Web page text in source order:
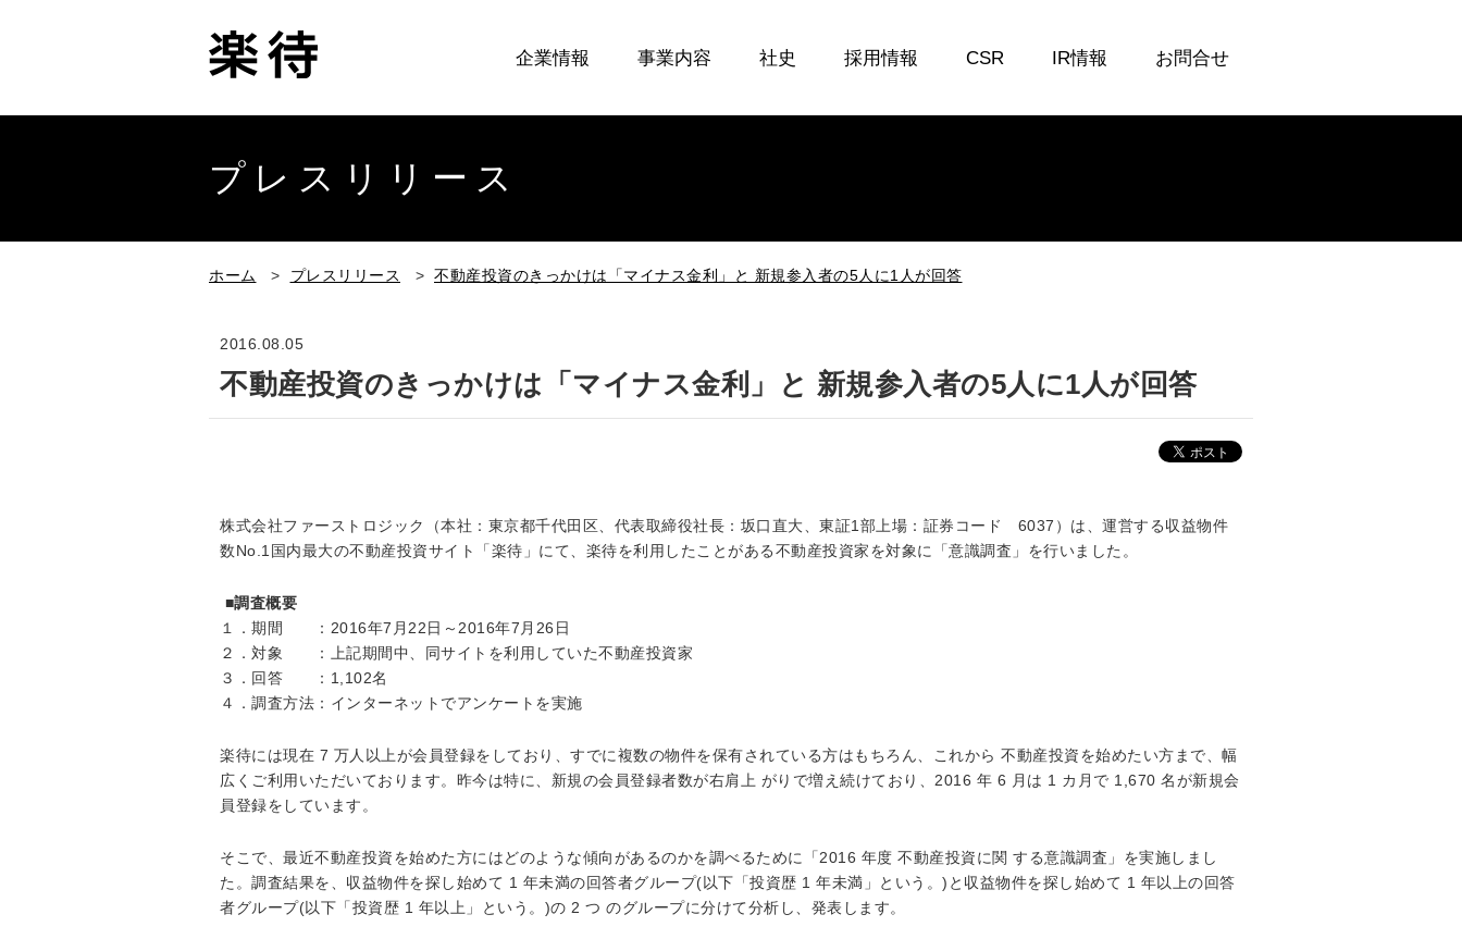
企業情報 事業内容 社史 採用情報 CSR IR情報 お問合せ
プレスリリース
ホーム > プレスリリース > 不動産投資のきっかけは「マイナス金利」と 新規参入者の5人に1人が回答
2016.08.05
不動産投資のきっかけは「マイナス金利」と 新規参入者の5人に1人が回答
株式会社ファーストロジック（本社：東京都千代田区、代表取締役社長：坂口直大、東証1部上場：証券コード 6037）は、運営する収益物件
数No.1国内最大の不動産投資サイト「楽待」にて、楽待を利用したことがある不動産投資家を対象に「意識調査」を行いました。
■調査概要
１．期間 ：2016年7月22日～2016年7月26日
２．対象 ：上記期間中、同サイトを利用していた不動産投資家
３．回答 ：1,102名
４．調査方法：インターネットでアンケートを実施
楽待には現在 7 万人以上が会員登録をしており、すでに複数の物件を保有されている方はもちろん、これから 不動産投資を始めたい方まで、幅
広くご利用いただいております。昨今は特に、新規の会員登録者数が右肩上 がりで増え続けており、2016 年 6 月は 1 カ月で 1,670 名が新規会
員登録をしています。
そこで、最近不動産投資を始めた方にはどのような傾向があるのかを調べるために「2016 年度 不動産投資に関 する意識調査」を実施しまし
た。調査結果を、収益物件を探し始めて 1 年未満の回答者グループ(以下「投資歴 1 年未満」という。)と収益物件を探し始めて 1 年以上の回答
者グループ(以下「投資歴 1 年以上」という。)の 2 つ のグループに分けて分析し、発表します。